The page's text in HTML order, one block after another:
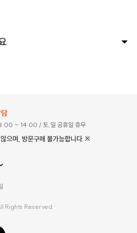
~ 14:00 / 토,일 공휴일 휴무
으며, 방문구매 불가능합니다.※
Rights Reserved.